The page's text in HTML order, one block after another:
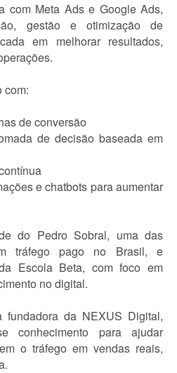
com Meta Ads e Google Ads,
gestão e otimização de
em melhorar resultados,
com:
de conversão
de decisão baseada em
e chatbots para aumentar
do Pedro Sobral, uma das
tráfego pago no Brasil, e
Escola Beta, com foco em
no digital.
fundadora da NEXUS Digital,
conhecimento para ajudar
o tráfego em vendas reais,